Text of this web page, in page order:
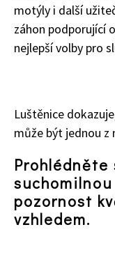
motýly i další
záhon podporující
nejlepší volby pro
Luštěnice
může být jednou z
pozornost
vzhledem.